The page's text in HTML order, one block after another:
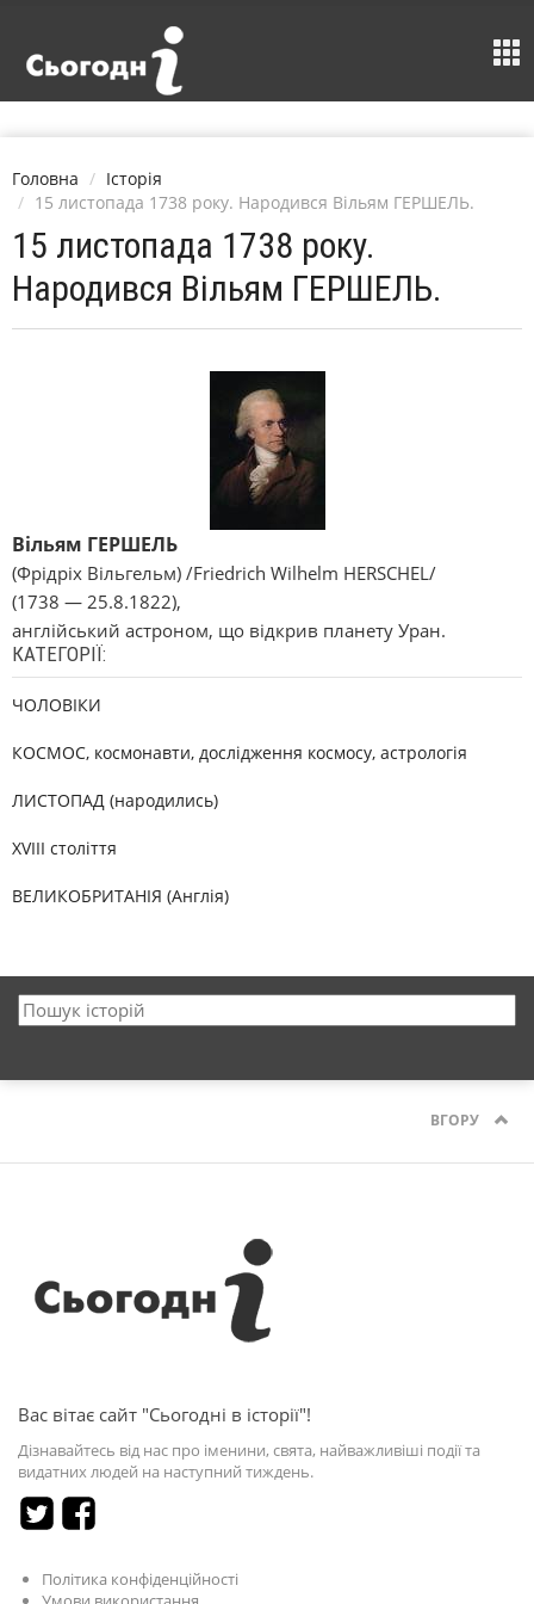
Головна
Історія
15 листопада 1738 року. Народився Вільям ГЕРШЕЛЬ.
15 листопада 1738 року.
Народився Вільям ГЕРШЕЛЬ.
Вільям ГЕРШЕЛЬ
(Фрідріх Вільгельм) /Friedrich Wilhelm HERSCHEL/
(1738 — 25.8.1822),
англійський астроном, що відкрив планету Уран.
КАТЕГОРІЇ:
ЧОЛОВІКИ
КОСМОС, космонавти, дослідження космосу, астрологія
ЛИСТОПАД (народились)
XVIII століття
ВЕЛИКОБРИТАНІЯ (Англія)
ВГОРУ
Вас вітає сайт "Сьогодні в історії"!
Дізнавайтесь від нас про іменини, свята, найважливіші події та
видатних людей на наступний тиждень.
Політика конфіденційності